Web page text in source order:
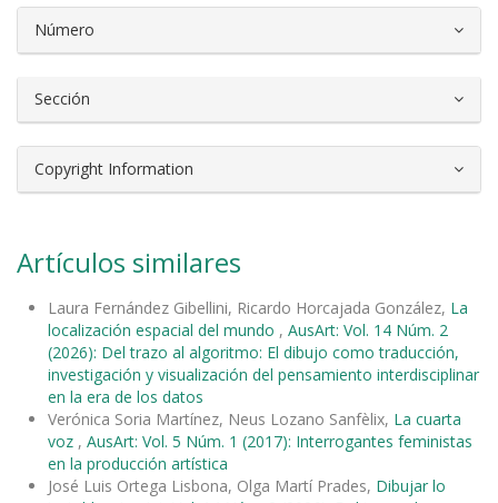
Número
Sección
Copyright Information
Artículos similares
Laura Fernández Gibellini, Ricardo Horcajada González, La
localización espacial del mundo , AusArt: Vol. 14 Núm. 2
(2026): Del trazo al algoritmo: El dibujo como traducción,
investigación y visualización del pensamiento interdisciplinar
en la era de los datos
Verónica Soria Martínez, Neus Lozano Sanfèlix, La cuarta
voz , AusArt: Vol. 5 Núm. 1 (2017): Interrogantes feministas
en la producción artística
José Luis Ortega Lisbona, Olga Martí Prades, Dibujar lo